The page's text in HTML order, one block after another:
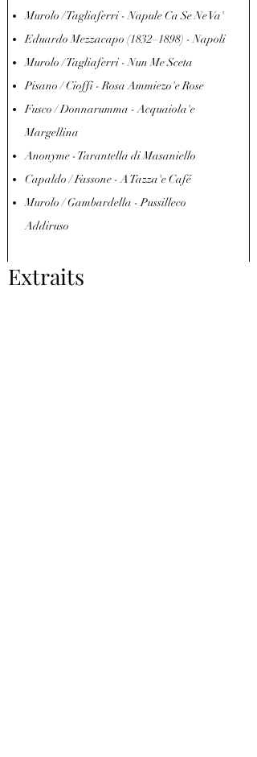
Murolo / Tagliaferri - Napule Ca Se Ne Va'
Eduardo Mezzacapo (1832–1898) - Napoli
Murolo / Tagliaferri - Nun Me Sceta
Pisano / Cioffi - Rosa Ammiezo'e Rose
Fusco / Donnarumma - Acquaiola'e
Margellina
Anonyme - Tarantella di Masaniello
Capaldo / Fassone - A Tazza'e Café
Murolo / Gambardella - Pussilleco
Addiruso
Extraits